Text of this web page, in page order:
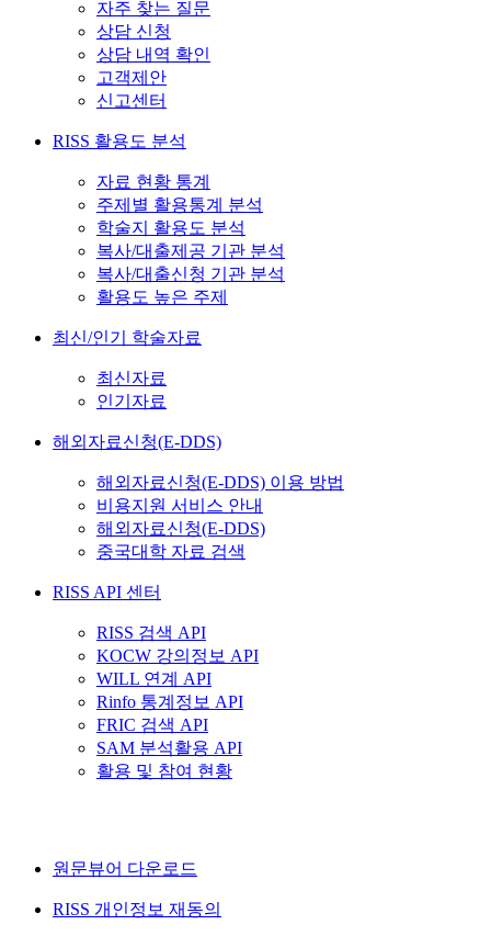
자주 찾는 질문
상담 신청
상담 내역 확인
고객제안
신고센터
RISS 활용도 분석
자료 현황 통계
주제별 활용통계 분석
학술지 활용도 분석
복사/대출제공 기관 분석
복사/대출신청 기관 분석
활용도 높은 주제
최신/인기 학술자료
최신자료
인기자료
해외자료신청(E-DDS)
해외자료신청(E-DDS) 이용 방법
비용지원 서비스 안내
해외자료신청(E-DDS)
중국대학 자료 검색
RISS API 센터
RISS 검색 API
KOCW 강의정보 API
WILL 연계 API
Rinfo 통계정보 API
FRIC 검색 API
SAM 분석활용 API
활용 및 참여 현황
원문뷰어 다운로드
RISS 개인정보 재동의